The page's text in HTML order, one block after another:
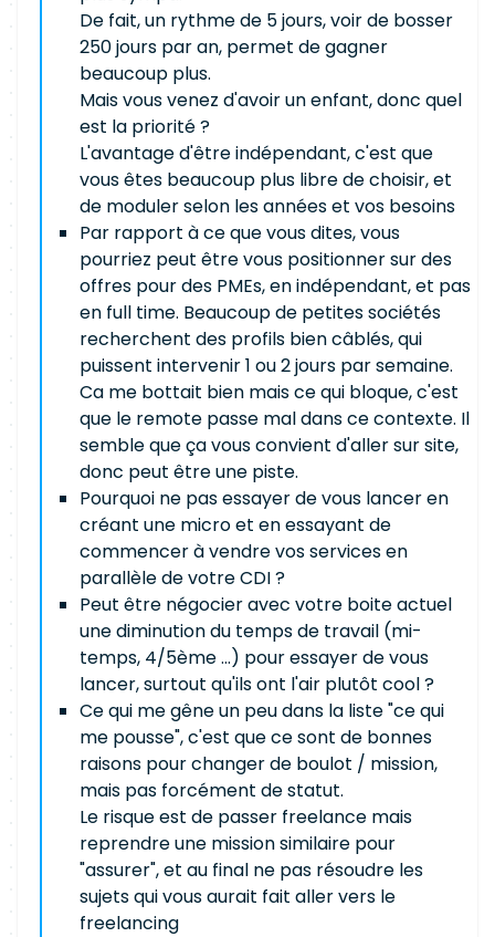
De fait, un rythme de 5 jours, voir de bosser
250 jours par an, permet de gagner
beaucoup plus.
Mais vous venez d'avoir un enfant, donc quel
est la priorité ?
L'avantage d'être indépendant, c'est que
vous êtes beaucoup plus libre de choisir, et
de moduler selon les années et vos besoins
Par rapport à ce que vous dites, vous
pourriez peut être vous positionner sur des
offres pour des PMEs, en indépendant, et pas
en full time. Beaucoup de petites sociétés
recherchent des profils bien câblés, qui
puissent intervenir 1 ou 2 jours par semaine.
Ca me bottait bien mais ce qui bloque, c'est
que le remote passe mal dans ce contexte. Il
semble que ça vous convient d'aller sur site,
donc peut être une piste.
Pourquoi ne pas essayer de vous lancer en
créant une micro et en essayant de
commencer à vendre vos services en
parallèle de votre CDI ?
Peut être négocier avec votre boite actuel
une diminution du temps de travail (mi-
temps, 4/5ème ...) pour essayer de vous
lancer, surtout qu'ils ont l'air plutôt cool ?
Ce qui me gêne un peu dans la liste "ce qui
me pousse", c'est que ce sont de bonnes
raisons pour changer de boulot / mission,
mais pas forcément de statut.
Le risque est de passer freelance mais
reprendre une mission similaire pour
"assurer", et au final ne pas résoudre les
sujets qui vous aurait fait aller vers le
freelancing